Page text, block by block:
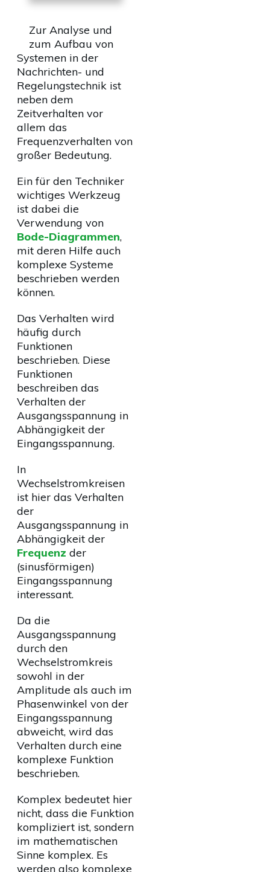
Zur Analyse und
zum Aufbau von
Systemen in der
Nachrichten- und
Regelungstechnik ist
neben dem
Zeitverhalten vor
allem das
Frequenzverhalten von
großer Bedeutung.
Ein für den Techniker
wichtiges Werkzeug
ist dabei die
Verwendung von
Bode-Diagrammen,
mit deren Hilfe auch
komplexe Systeme
beschrieben werden
können.
Das Verhalten wird
häufig durch
Funktionen
beschrieben. Diese
Funktionen
beschreiben das
Verhalten der
Ausgangsspannung in
Abhängigkeit der
Eingangsspannung.
In
Wechselstromkreisen
ist hier das Verhalten
der
Ausgangsspannung in
Abhängigkeit der
Frequenz der
(sinusförmigen)
Eingangsspannung
interessant.
Da die
Ausgangsspannung
durch den
Wechselstromkreis
sowohl in der
Amplitude als auch im
Phasenwinkel von der
Eingangsspannung
abweicht, wird das
Verhalten durch eine
komplexe Funktion
beschrieben.
Komplex bedeutet hier
nicht, dass die Funktion
kompliziert ist, sondern
im mathematischen
Sinne komplex. Es
werden also komplexe